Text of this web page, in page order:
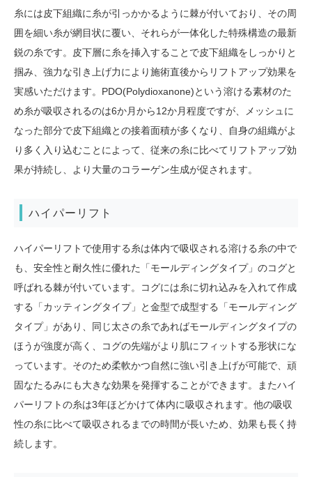
糸には皮下組織に糸が引っかかるように棘が付いており、その周
囲を細い糸が網目状に覆い、それらが一体化した特殊構造の最新
鋭の糸です。皮下層に糸を挿入することで皮下組織をしっかりと
掴み、強力な引き上げ力により施術直後からリフトアップ効果を
実感いただけます。PDO(Polydioxanone)という溶ける素材のた
め糸が吸収されるのは6か月から12か月程度ですが、メッシュに
なった部分で皮下組織との接着面積が多くなり、自身の組織がよ
り多く入り込むことによって、従来の糸に比べてリフトアップ効
果が持続し、より大量のコラーゲン生成が促されます。
ハイパーリフト
ハイパーリフトで使用する糸は体内で吸収される溶ける糸の中で
も、安全性と耐久性に優れた「モールディングタイプ」のコグと
呼ばれる棘が付いています。コグには糸に切れ込みを入れて作成
する「カッティングタイプ」と金型で成型する「モールディング
タイプ」があり、同じ太さの糸であればモールディングタイプの
ほうが強度が高く、コグの先端がより肌にフィットする形状にな
っています。そのため柔軟かつ自然に強い引き上げが可能で、頑
固なたるみにも大きな効果を発揮することができます。またハイ
パーリフトの糸は3年ほどかけて体内に吸収されます。他の吸収
性の糸に比べて吸収されるまでの時間が長いため、効果も長く持
続します。